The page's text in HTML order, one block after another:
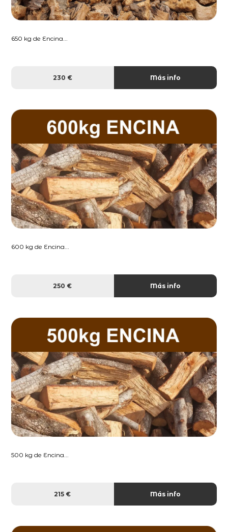
650 kg de Encina...
230 € Más info
600 kg de Encina...
250 € Más info
500 kg de Encina...
215 € Más info